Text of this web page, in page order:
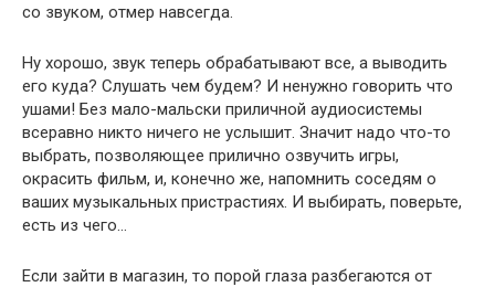
со звуком, отмер навсегда.
Ну хорошо, звук теперь обрабатывают все, а выводить
его куда? Слушать чем будем? И ненужно говорить что
ушами! Без мало-мальски приличной аудиосистемы
всеравно никто ничего не услышит. Значит надо что-то
выбрать, позволяющее прилично озвучить игры,
окрасить фильм, и, конечно же, напомнить соседям о
ваших музыкальных пристрастиях. И выбирать, поверьте,
есть из чего…
Если зайти в магазин, то порой глаза разбегаются от